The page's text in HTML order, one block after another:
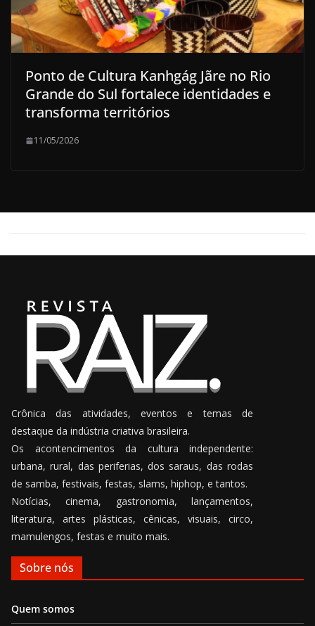
Ponto de Cultura Kanhgág Jãre no Rio
Grande do Sul fortalece identidades e
transforma territórios
11/05/2026
Crônica das atividades, eventos e temas de
destaque da indústria criativa brasileira.
Os acontencimentos da cultura independente:
urbana, rural, das periferias, dos saraus, das rodas
de samba, festivais, festas, slams, hiphop, e tantos.
Notícias, cinema, gastronomia, lançamentos,
literatura, artes plásticas, cênicas, visuais, circo,
mamulengos, festas e muito mais.
Sobre nós
Quem somos